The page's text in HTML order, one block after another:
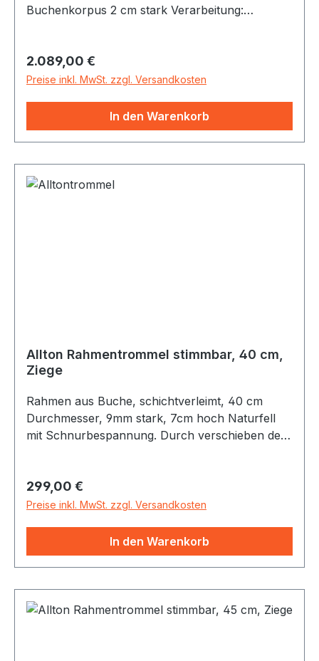
Buchenkorpus 2 cm stark Verarbeitung:
Aufbauanleitung. Alle Gongtrommeln werden in
unserer Werkstatt aus Buchenholz
bespannt. Dieser Korpus kann ohne Beine
verwendet werden: Als Gongtrommel
aufgehängt an einem Gongständer, senkrecht
freistehend oder am Boden, zum Beispiel auf
vier Sitzkissen oder Meditationskissen gelagert.
Regulärer Preis:
2.089,00 €
Preise inkl. MwSt. zzgl. Versandkosten
In den Warenkorb
Allton Rahmentrommel stimmbar, 40 cm,
Ziege
Rahmen aus Buche, schichtverleimt, 40 cm
Durchmesser, 9mm stark, 7cm hoch Naturfell
mit Schnurbespannung. Durch verschieben der
Regulärer Preis:
299,00 €
Preise inkl. MwSt. zzgl. Versandkosten
In den Warenkorb